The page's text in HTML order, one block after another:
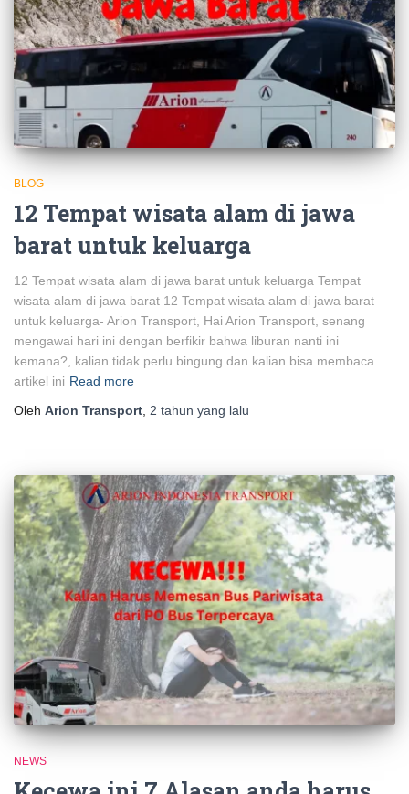
BLOG
12 Tempat wisata alam di jawa
barat untuk keluarga
12 Tempat wisata alam di jawa barat untuk keluarga Tempat
wisata alam di jawa barat 12 Tempat wisata alam di jawa barat
untuk keluarga- Arion Transport, Hai Arion Transport, senang
mengawai hari ini dengan berfikir bahwa liburan nanti ini
kemana?, kalian tidak perlu bingung dan kalian bisa membaca
artikel ini Read more
Oleh Arion Transport 2 tahun yang lalu
NEWS